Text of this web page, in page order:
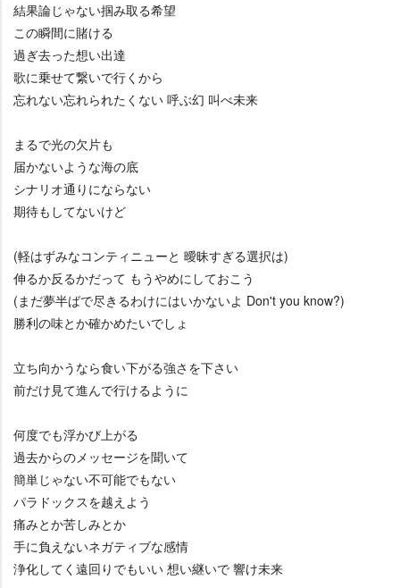
結果論じゃない掴み取る希望
この瞬間に賭ける
過ぎ去った想い出達
歌に乗せて繋いで行くから
忘れない忘れられたくない 呼ぶ幻 叫べ未来
まるで光の欠片も
届かないような海の底
シナリオ通りにならない
期待もしてないけど
(軽はずみなコンティニューと 曖昧すぎる選択は)
伸るか反るかだって もうやめにしておこう
(まだ夢半ばで尽きるわけにはいかないよ Don't you know?)
勝利の味とか確かめたいでしょ
立ち向かうなら食い下がる強さを下さい
前だけ見て進んで行けるように
何度でも浮かび上がる
過去からのメッセージを聞いて
簡単じゃない不可能でもない
パラドックスを越えよう
痛みとか苦しみとか
手に負えないネガティブな感情
浄化してく遠回りでもいい 想い継いで 響け未来